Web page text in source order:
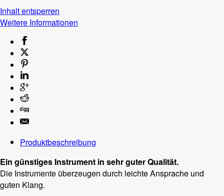
Inhalt entsperren
Weitere Informationen
Produktbeschreibung
Ein günstiges Instrument in sehr guter Qualität.
Die Instrumente überzeugen durch leichte Ansprache und
guten Klang.